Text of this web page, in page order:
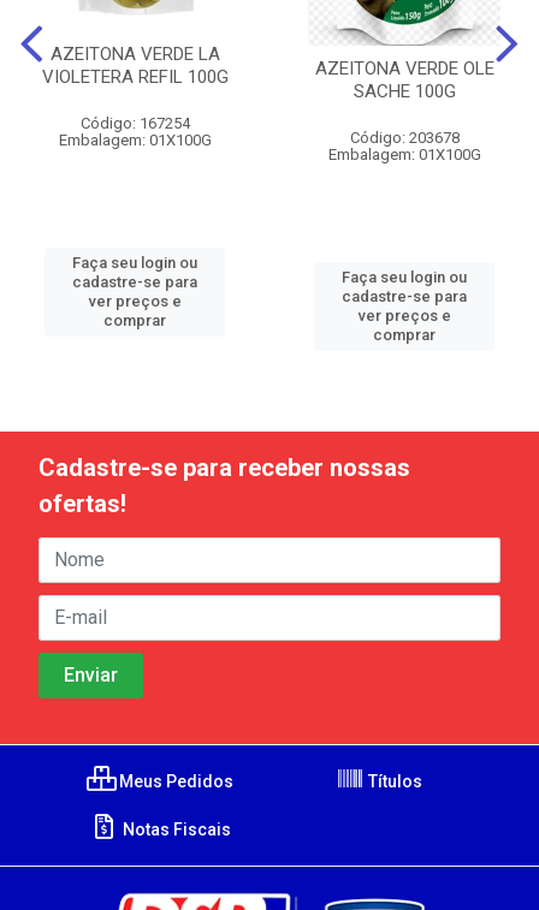
AZEITONA VERDE LA
VIOLETERA REFIL 100G
Código: 167254
Embalagem: 01X100G
Faça seu login ou
cadastre-se para
ver preços e
comprar
AZEITONA VERDE OLE
SACHE 100G
Código: 203678
Embalagem: 01X100G
Faça seu login ou
cadastre-se para
ver preços e
comprar
Cadastre-se para receber nossas
ofertas!
Meus Pedidos Títulos
Notas Fiscais